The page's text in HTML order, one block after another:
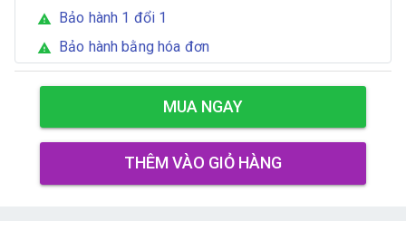
warning Bảo hành 1 đổi 1
warning Bảo hành bằng hóa đơn
MUA NGAY
THÊM VÀO GIỎ HÀNG